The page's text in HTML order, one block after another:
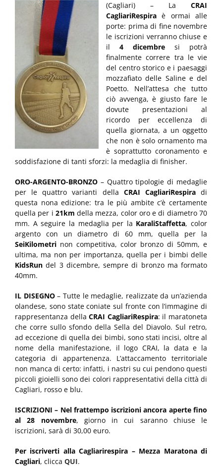
(Cagliari) – La CRAI
CagliariRespira è ormai alle
porte: prima di fine novembre
le iscrizioni verranno chiuse e
il 4 dicembre si potrà
finalmente correre tra le vie
del centro storico e i paesaggi
mozzafiato delle Saline e del
Poetto. Nell’attesa che tutto
ciò avvenga, è giusto fare le
dovute presentazioni al
ricordo per eccellenza di
quella giornata, a un oggetto
che non è solo ornamento ma
è soprattutto coronamento e
soddisfazione di tanti sforzi: la medaglia di finisher.
ORO-ARGENTO-BRONZO – Quattro tipologie di medaglie
per le quattro varianti della CRAI CagliariRespiradi
questa nona edizione: tra le più ambite c’è certamente
quella per i 21km della mezza, color oro e di diametro 70
mm. A seguire la medaglia per la KaraliStaffetta, color
argento con un diametro di 60 mm, quella per la
SeiKilometri non competitiva, color bronzo di 50mm, e
ultima, ma non per importanza, quella per i bimbi delle
KidsRun del 3 dicembre, sempre di bronzo ma formato
40mm.
IL DISEGNO– Tutte le medaglie, realizzate da un’azienda
olandese, sono state coniate sul fronte con l’immagine di
rappresentanza dellaCRAI CagliariRespira: il maratoneta
che corre sullo sfondo della Sella del Diavolo. Sul retro,
ad eccezione di quella dei bimbi, sono stati incisi, oltre al
nome della manifestazione, il logo CRAI, la data e la
categoria di appartenenza. L’attaccamento territoriale
non manca di certo: infatti, i nastri su cui pendono questi
piccoli gioielli sono dei colori rappresentativi della città di
Cagliari, rosso e blu.
ISCRIZIONI – Nel frattempo iscrizioni ancora aperte fino
al28 novembre, giorno in cui saranno chiuse le
iscrizioni, sarà di 30,00 euro.
Per iscriverti alla Cagliarirespira – Mezza Maratona di
Cagliari, clicca QUI.